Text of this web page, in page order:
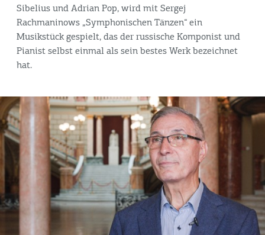
Sibelius und Adrian Pop, wird mit Sergej
Rachmaninows „Symphonischen Tänzen“ ein
Musikstück gespielt, das der russische Komponist und
Pianist selbst einmal als sein bestes Werk bezeichnet
hat.